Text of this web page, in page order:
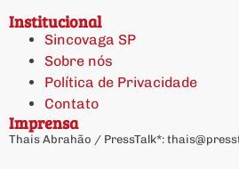
Institucional
Sincovaga SP
Sobre nós
Política de Privacidade
Contato
Imprensa
Thais Abrahão / PressTalk*: